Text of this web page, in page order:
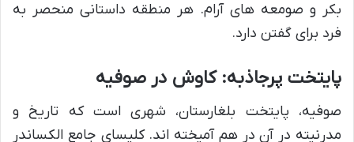
بکر و صومعه های آرام. هر منطقه داستانی منحصر به
فرد برای گفتن دارد.
پایتخت پرجاذبه: کاوش در صوفیه
صوفیه، پایتخت بلغارستان، شهری است که تاریخ و
مدرنیته در آن در هم آمیخته اند. کلیسای جامع الکساندر